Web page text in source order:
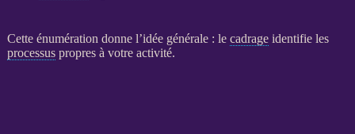
Cette énumération donne l’idée générale : le cadrageidentifie les
processuspropres à votre activité.